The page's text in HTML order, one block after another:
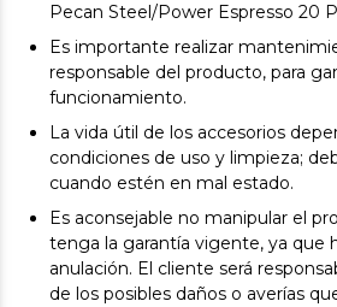
Pecan Steel/Power Espresso 20
Es importante realizar
responsable del producto, para
funcionamiento.
La vida útil de los accesorios
condiciones de uso y limpieza;
cuando estén en mal estado.
Es aconsejable no manipular el
tenga la garantía vigente, ya que
anulación. El cliente será
de los posibles daños o averías